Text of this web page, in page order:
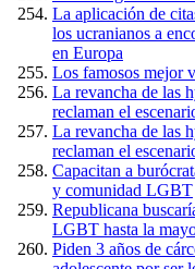
La aplicación de
los ucranianos a
en Europa
Los famosos mejor
La revancha de las
reclaman el
La revancha de las
reclaman el
Capacitan a
y comunidad LGBT
Republicana
LGBT hasta la
Piden 3 años de